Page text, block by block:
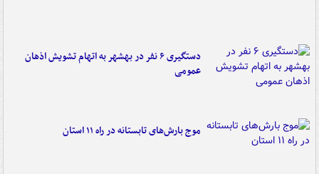
دستگیری ۶ نفر در بهشهر به اتهام تشویش اذهان
عمومی
موج بارش‌های تابستانه در راه ۱۱ استان